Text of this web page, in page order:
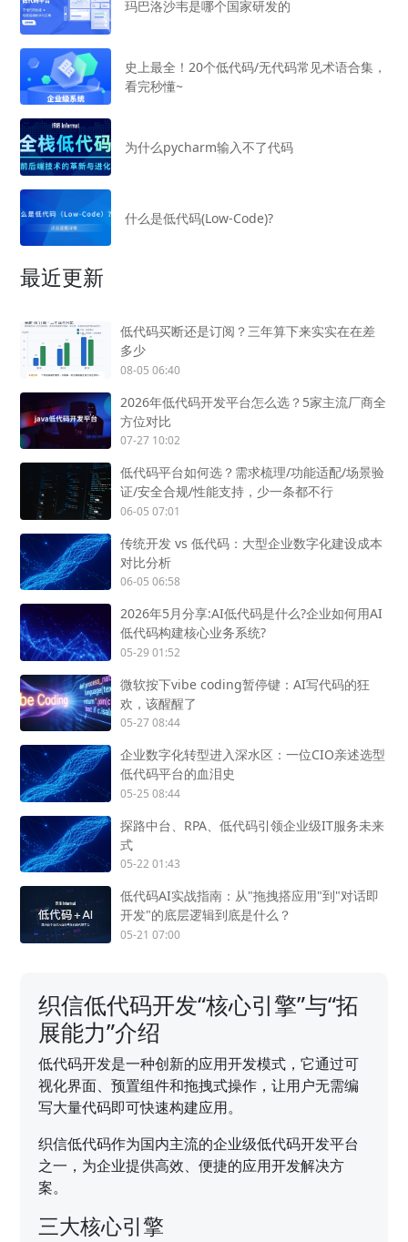
玛巴洛沙韦是哪个国家研发的
史上最全！20个低代码/无代码常见术语合集，
看完秒懂~
为什么pycharm输入不了代码
什么是低代码(Low-Code)?
最近更新
低代码买断还是订阅？三年算下来实实在在差
多少
08-05 06:40
2026年低代码开发平台怎么选？5家主流厂商全
方位对比
07-27 10:02
低代码平台如何选？需求梳理/功能适配/场景验
证/安全合规/性能支持，少一条都不行
06-05 07:01
传统开发 vs 低代码：大型企业数字化建设成本
对比分析
06-05 06:58
2026年5月分享:AI低代码是什么?企业如何用AI
低代码构建核心业务系统?
05-29 01:52
微软按下vibe coding暂停键：AI写代码的狂
欢，该醒醒了
05-27 08:44
企业数字化转型进入深水区：一位CIO亲述选型
低代码平台的血泪史
05-25 08:44
探路中台、RPA、低代码引领企业级IT服务未来
式
05-22 01:43
低代码AI实战指南：从"拖拽搭应用"到"对话即
开发"的底层逻辑到底是什么？
05-21 07:00
织信低代码开发“核心引擎”与“拓
展能力”介绍
低代码开发是一种创新的应用开发模式，它通过可
视化界面、预置组件和拖拽式操作，让用户无需编
写大量代码即可快速构建应用。
织信低代码作为国内主流的企业级低代码开发平台
之一，为企业提供高效、便捷的应用开发解决方
案。
三大核心引擎